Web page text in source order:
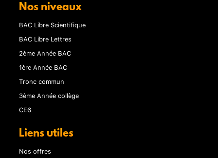
Nos niveaux
BAC Libre Scientifique
BAC Libre Lettres
2ème Année BAC
1ère Année BAC
Tronc commun
3ème Année collège
CE6
Liens utiles
Nos offres